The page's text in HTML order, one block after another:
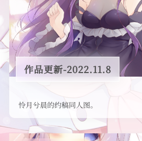
作品更新-2022.11.8
怜月兮晨的约稿同人图。